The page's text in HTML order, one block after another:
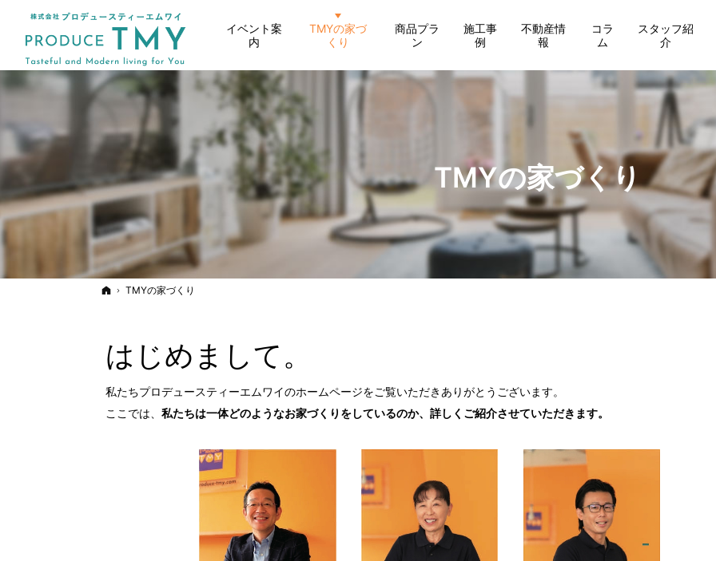
TMYの家づくり
ホーム
TMYの家づくり
はじめまして。
私たちプロデュースティーエムワイのホームページをご覧いただきありがとうございます。
ここでは、 私たちは一体どのようなお家づくりをしているのか、詳しくご紹介させていただきます。
イベント案
内
TMYの家づ
くり
商品プラ
ン
施工事
例
不動産情
報
コラ
ム
スタッフ紹
介